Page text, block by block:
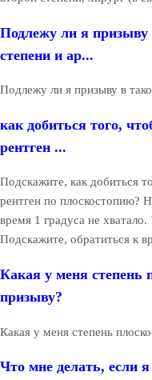
Подлежу ли я призыву
степени и ар...
Подлежу ли я призыву в
как добиться того,
рентген ...
Подскажите, как добиться
рентген по плоскостопию?
время 1 градуса не
Подскажите, обратиться к
Какая у меня степень
призыву?
Какая у меня степень
Что мне делать, если